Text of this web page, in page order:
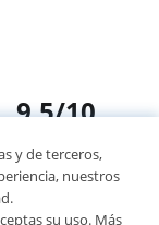
9,5/10
y de terceros,
nuestros
su uso. Más